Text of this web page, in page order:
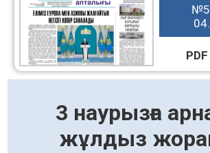
3 наурызға
жұлдыз